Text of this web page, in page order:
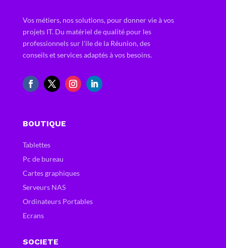
Vos métiers, nos solutions, pour donner vie à vos
projets IT. Du matériel de qualité pour les
professionnels sur l'ile de la Réunion, des
conseils et services adaptés à vos besoins.
BOUTIQUE
Tablettes
Pc de bureau
Cartes graphiques
Serveurs NAS
Ordinateurs Portables
Ecrans
SOCIETE